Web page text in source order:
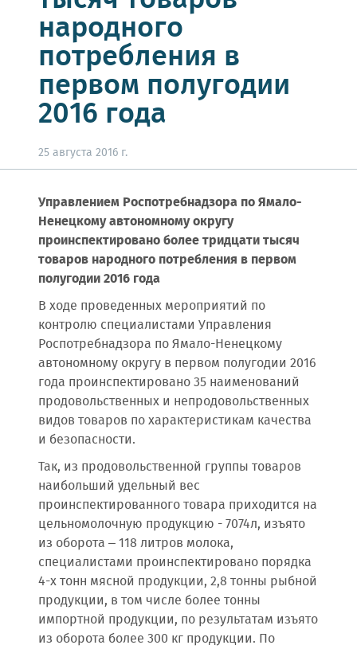
народного
потребления в
первом полугодии
2016 года
25 августа 2016 г.
Управлением Роспотребнадзора по Ямало-
Ненецкому автономному округу
проинспектировано более тридцати тысяч
товаров народного потребления в первом
полугодии 2016 года
В ходе проведенных мероприятий по
контролю специалистами Управления
Роспотребнадзора по Ямало-Ненецкому
автономному округу в первом полугодии 2016
года проинспектировано 35 наименований
продовольственных и непродовольственных
видов товаров по характеристикам качества
и безопасности.
Так, из продовольственной группы товаров
наибольший удельный вес
проинспектированного товара приходится на
цельномолочную продукцию - 7074л, изъято
из оборота – 118 литров молока,
специалистами проинспектировано порядка
4-х тонн мясной продукции, 2,8 тонны рыбной
продукции, в том числе более тонны
импортной продукции, по результатам изъято
из оборота более 300 кг продукции. По